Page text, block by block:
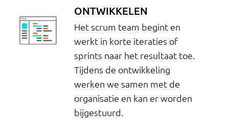
ONTWIKKELEN
Het scrum team begint en
werkt in korte iteraties of
sprints naar het resultaat toe.
Tijdens de ontwikkeling
werken we samen met de
organisatie en kan er worden
bijgestuurd.